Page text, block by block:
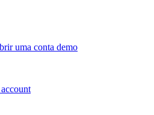
uma conta demo